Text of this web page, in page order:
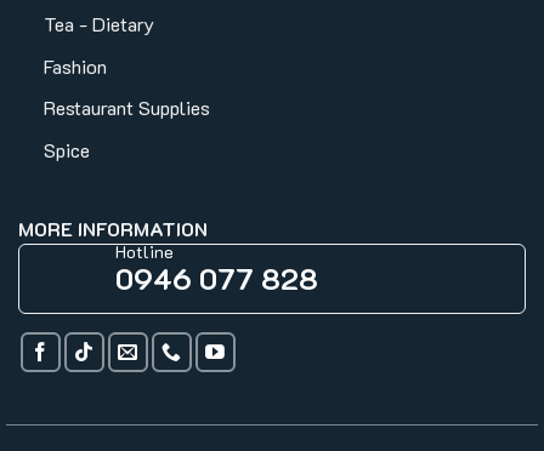
Tea - Dietary
Fashion
Restaurant Supplies
Spice
MORE INFORMATION
Hotline
0946 077 828